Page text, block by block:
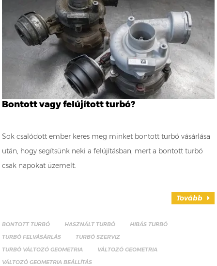
Bontott vagy felújított turbó?
Sok csalódott ember keres meg minket bontott turbó vásárlása
után, hogy segítsünk neki a felújításban, mert a bontott turbó
csak napokat üzemelt.
Tovább
BONTOTT TURBÓ HASZNÁLT TURBÓ
HIBÁS TURBÓ
TURBÓ FELVÁSÁRLÁS
TURBÓ SZERVIZ
TURBÓ VÁLTOZÓ GEOMETRIA
VÁLTOZÓ GEOMETRIA
VÁLTOZÓ GEOMETRIA BEÁLLÍTÁS